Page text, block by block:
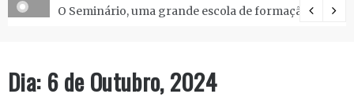
O Seminário, uma grande escola de formação.
Dia: 6 de Outubro, 2024